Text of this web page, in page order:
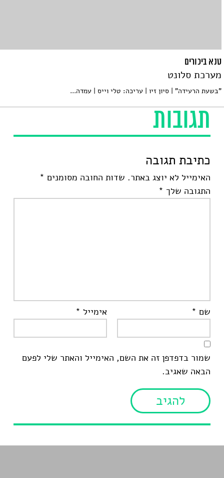
תגובות
כתיבת תגובה
האימייל לא יוצג באתר. שדות החובה מסומנים *
התגובה שלך *
שם * אימייל *
שמור בדפדפן זה את השם, האימייל והאתר שלי לפעם
הבאה שאגיב.
טנא ביכורים
מערכת סלונט
"בשעת הרעידה" | סיון זיו | עריכה: טלי וייס | עמדה...